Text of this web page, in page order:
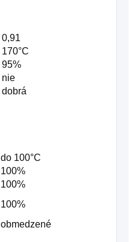
0,91
170°C
95%
nie
dobrá
do 100°C
100%
100%
100%
obmedzené